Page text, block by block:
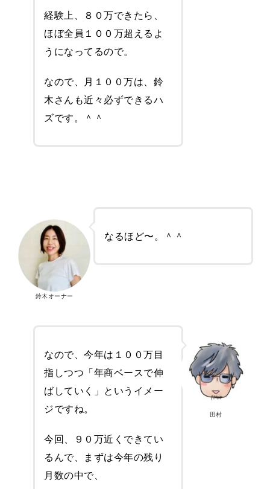
経験上、８０万できたら、
ほぼ全員１００万超えるよ
うになってるので。
なので、月１００万は、鈴
木さんも近々必ずできるハ
ズです。＾＾
なるほど〜。＾＾
鈴木オーナー
なので、今年は１００万目
指しつつ「年商ベースで伸
ばしていく」というイメー
ジですね。
今回、９０万近くできてい
るんで、まずは今年の残り
月数の中で、
田村